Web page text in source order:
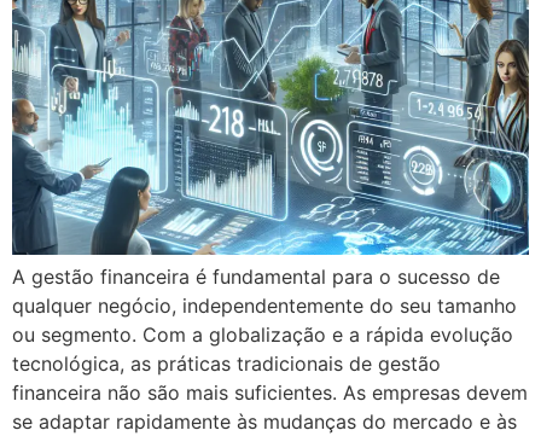
A gestão financeira é fundamental para o sucesso de
qualquer negócio, independentemente do seu tamanho
ou segmento. Com a globalização e a rápida evolução
tecnológica, as práticas tradicionais de gestão
financeira não são mais suficientes. As empresas devem
se adaptar rapidamente às mudanças do mercado e às